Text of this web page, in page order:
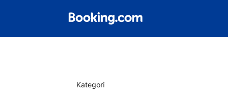
Kategori